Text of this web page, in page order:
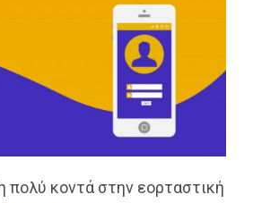
πολύ κοντά στην εορταστική